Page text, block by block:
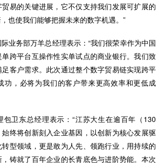
易的关键进展，它不仅支持我们发展可扩展的
也使我们能够把握未来的数字机遇。”
业务部万羊总经理表示：“我们很荣幸作为中国
跨平台互操作性实单试点的商业银行。我们致
客户需求。此次通过整个数字贸易链实现跨平
功，必将为我们的客户带来更高效率和更低成
包卫东总经理表示：“江苏大生在逾百年（130
终将创新刻入企业基因，以创新为核心发展驱
型领域，更是敢为人先、领跑行业，用持续的
铸就了百年企业的长青底色与进阶势能。本次